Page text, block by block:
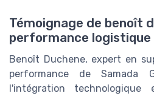
Témoignage de benoît
performance logistique
Benoît Duchene, expert en
performance de Samada
l'intégration